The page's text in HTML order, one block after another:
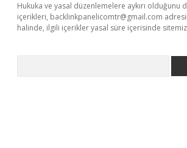
Hukuka ve yasal düzenlemelere aykırı olduğunu
içerikleri, backlinkpanelicomtr@gmail.com
halinde, ilgili içerikler yasal süre içerisinde